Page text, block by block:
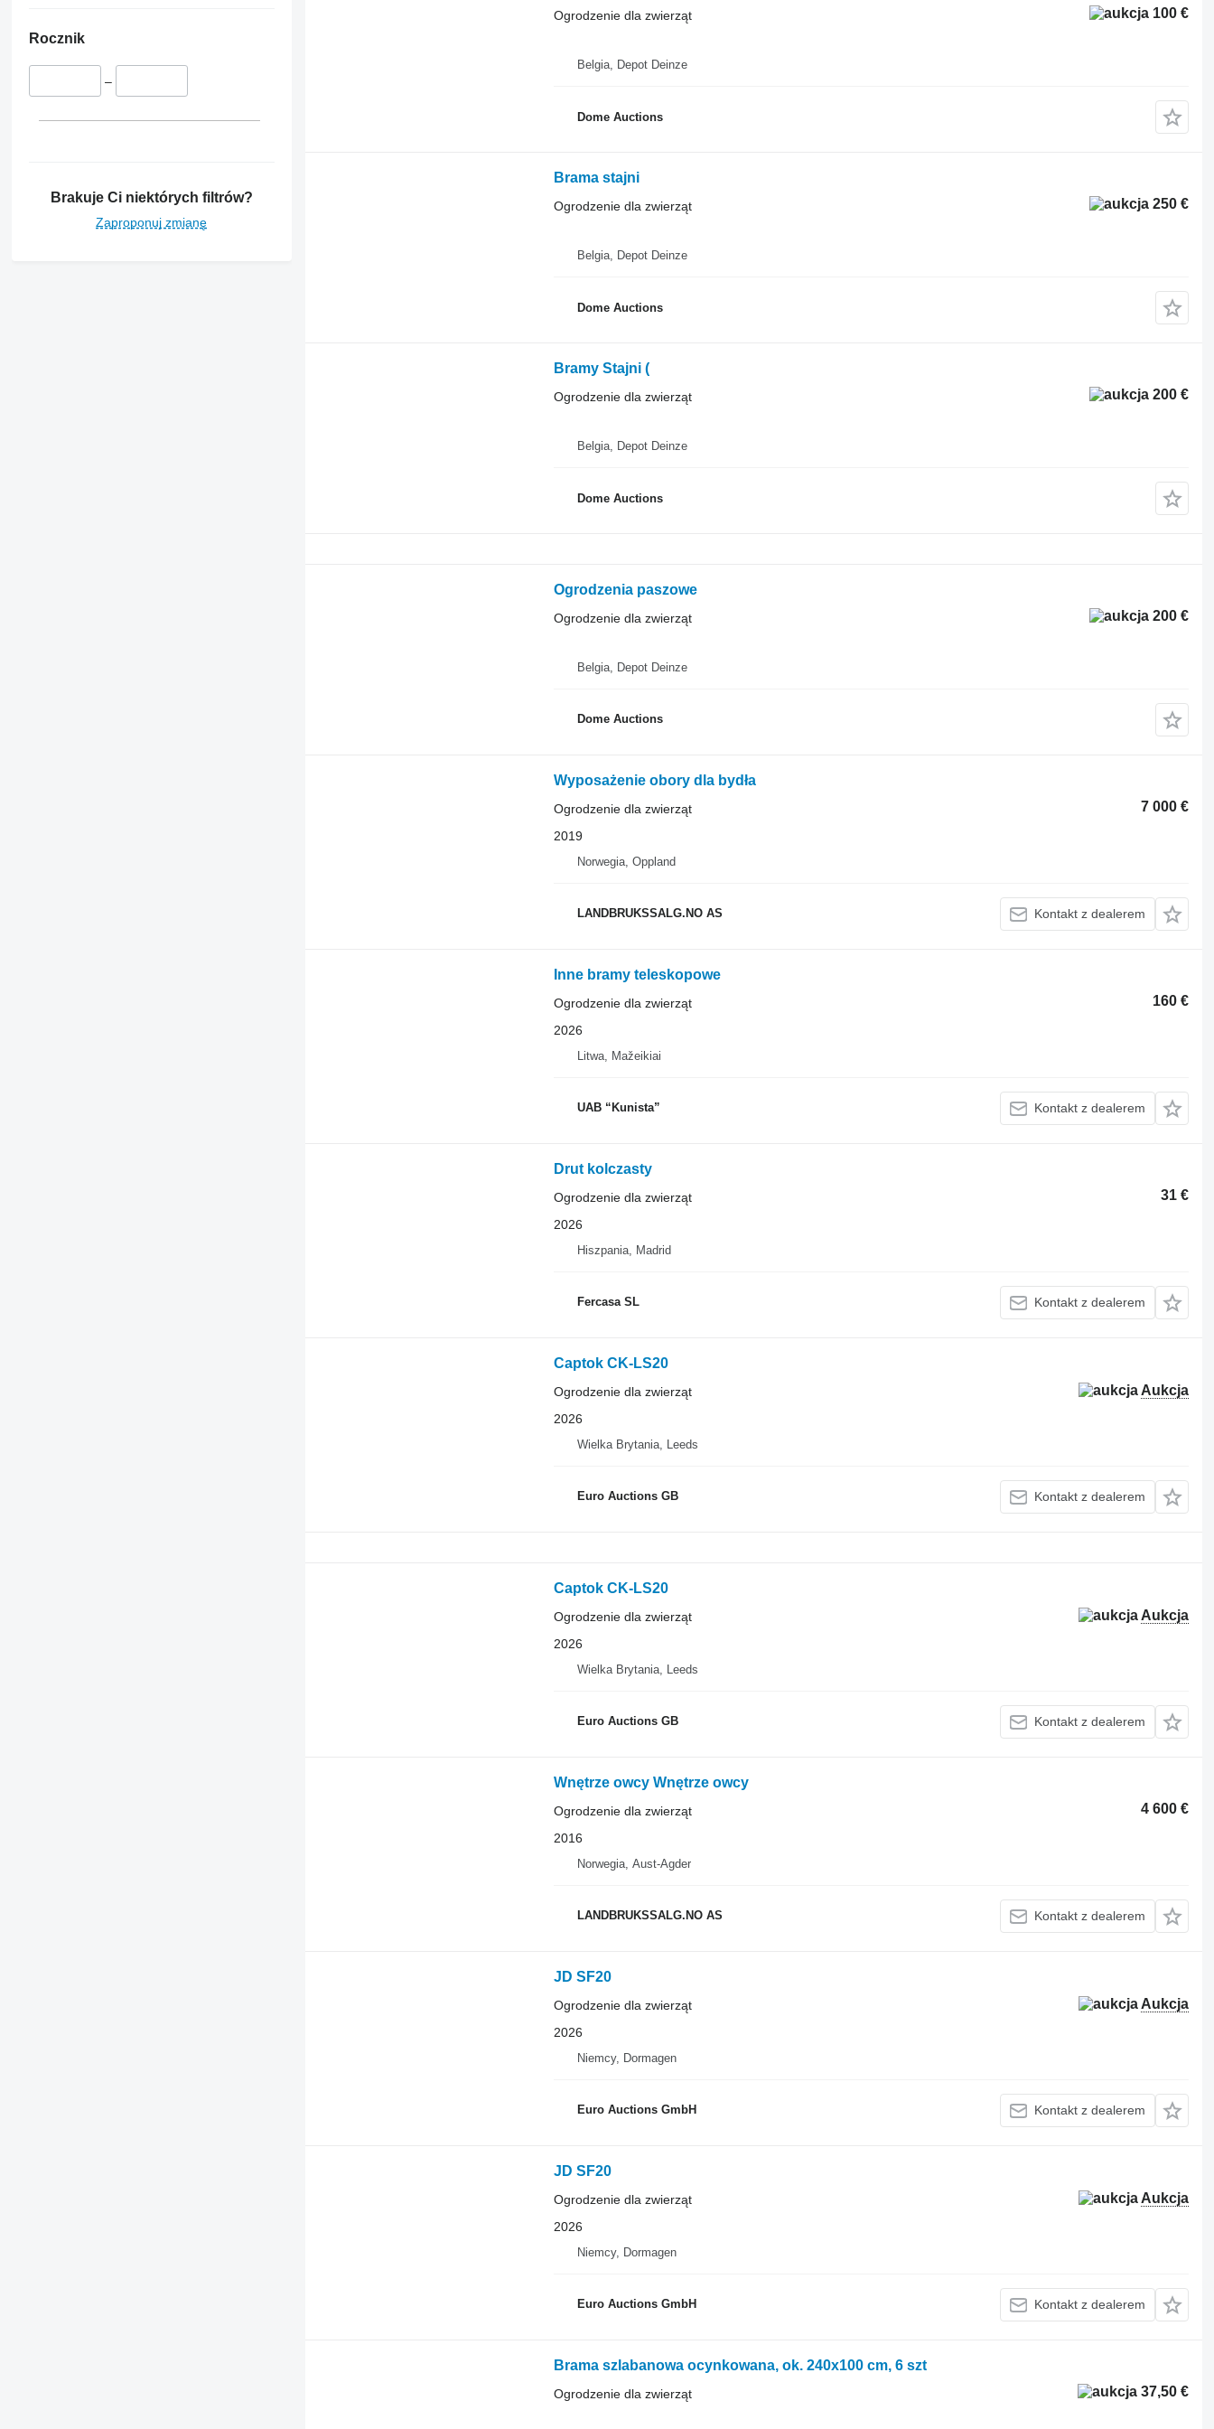
Rocznik
–
Brakuje Ci niektórych filtrów?
Zaproponuj zmianę
100 €
Ogrodzenie dla zwierząt
Belgia, Depot Deinze
Dome Auctions
Brama stajni
250 €
Ogrodzenie dla zwierząt
Belgia, Depot Deinze
Dome Auctions
Bramy Stajni (
200 €
Ogrodzenie dla zwierząt
Belgia, Depot Deinze
Dome Auctions
Ogrodzenia paszowe
200 €
Ogrodzenie dla zwierząt
Belgia, Depot Deinze
Dome Auctions
Wyposażenie obory dla bydła
7 000 €
Ogrodzenie dla zwierząt
2019
Norwegia, Oppland
LANDBRUKSSALG.NO AS Kontakt z dealerem
Inne bramy teleskopowe
160 €
Ogrodzenie dla zwierząt
2026
Litwa, Mažeikiai
UAB “Kunista” Kontakt z dealerem
Drut kolczasty
31 €
Ogrodzenie dla zwierząt
2026
Hiszpania, Madrid
Fercasa SL Kontakt z dealerem
Captok CK-LS20
Aukcja
Ogrodzenie dla zwierząt
2026
Wielka Brytania, Leeds
Euro Auctions GB Kontakt z dealerem
Captok CK-LS20
Aukcja
Ogrodzenie dla zwierząt
2026
Wielka Brytania, Leeds
Euro Auctions GB Kontakt z dealerem
Wnętrze owcy Wnętrze owcy
4 600 €
Ogrodzenie dla zwierząt
2016
Norwegia, Aust-Agder
LANDBRUKSSALG.NO AS Kontakt z dealerem
JD SF20
Aukcja
Ogrodzenie dla zwierząt
2026
Niemcy, Dormagen
Euro Auctions GmbH Kontakt z dealerem
JD SF20
Aukcja
Ogrodzenie dla zwierząt
2026
Niemcy, Dormagen
Euro Auctions GmbH Kontakt z dealerem
Brama szlabanowa ocynkowana, ok. 240x100 cm, 6 szt
37,50 €
Ogrodzenie dla zwierząt